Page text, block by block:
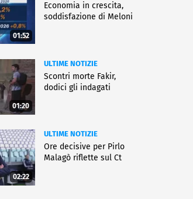
01:52
Economia in crescita,
soddisfazione di Meloni
01:20
ULTIME NOTIZIE
Scontri morte Fakir,
dodici gli indagati
02:22
ULTIME NOTIZIE
Ore decisive per Pirlo
Malagò riflette sul Ct